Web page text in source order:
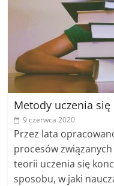
Metody uczenia się
9 czerwca 2020
Przez lata
procesów
teorii uczenia się
sposobu, w jaki